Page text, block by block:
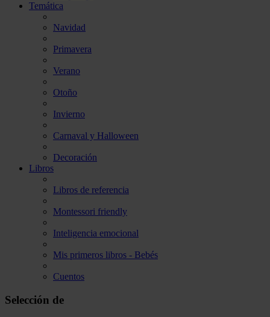
Temática
Navidad
Primavera
Verano
Otoño
Invierno
Carnaval y Halloween
Decoración
Libros
Libros de referencia
Montessori friendly
Inteligencia emocional
Mis primeros libros - Bebés
Cuentos
Selección de